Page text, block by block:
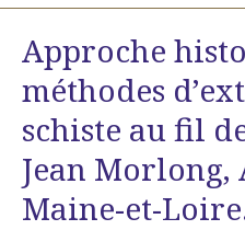
Approche
méthodes
schiste au fil
Jean Morlong,
Maine-et-